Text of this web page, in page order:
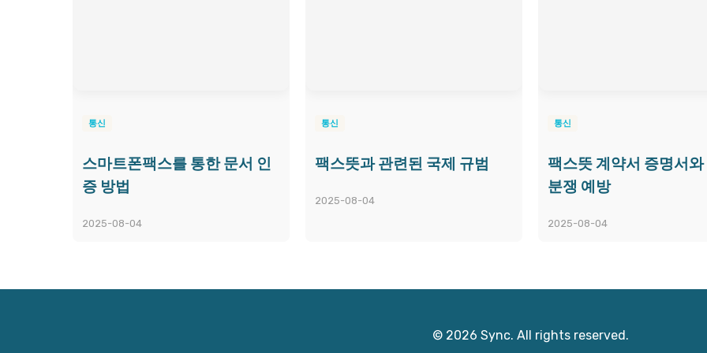
통신
스마트폰팩스를 통한 문서 인
증 방법
2025-08-04
통신
팩스뜻과 관련된 국제 규범
2025-08-04
통신
팩스뜻 계약서 증명서
분쟁 예방
2025-08-04
© 2026 Sync. All rights reserved.